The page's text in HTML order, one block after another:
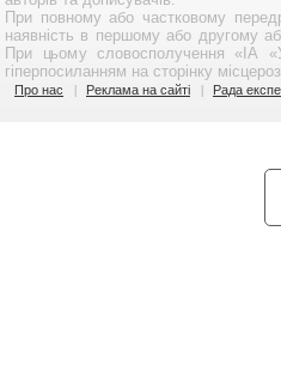
При повному або частковому
наявність в першому або другому
При цьому словосполучення «ІА
гіперпосиланням на сторінку
Про нас Реклама на сайті Рада